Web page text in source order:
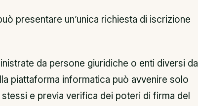
presentare un’unica richiesta di iscrizione
da persone giuridiche o enti diversi da
piattaforma informatica può avvenire solo
e previa verifica dei poteri di firma del